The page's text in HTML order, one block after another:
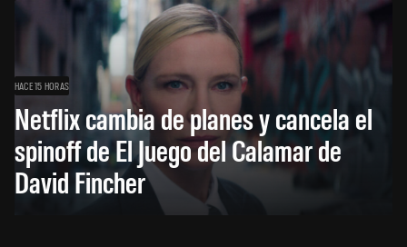
HACE 15 HORAS
Netflix cambia de planes y cancela el
spinoff de El Juego del Calamar de
David Fincher